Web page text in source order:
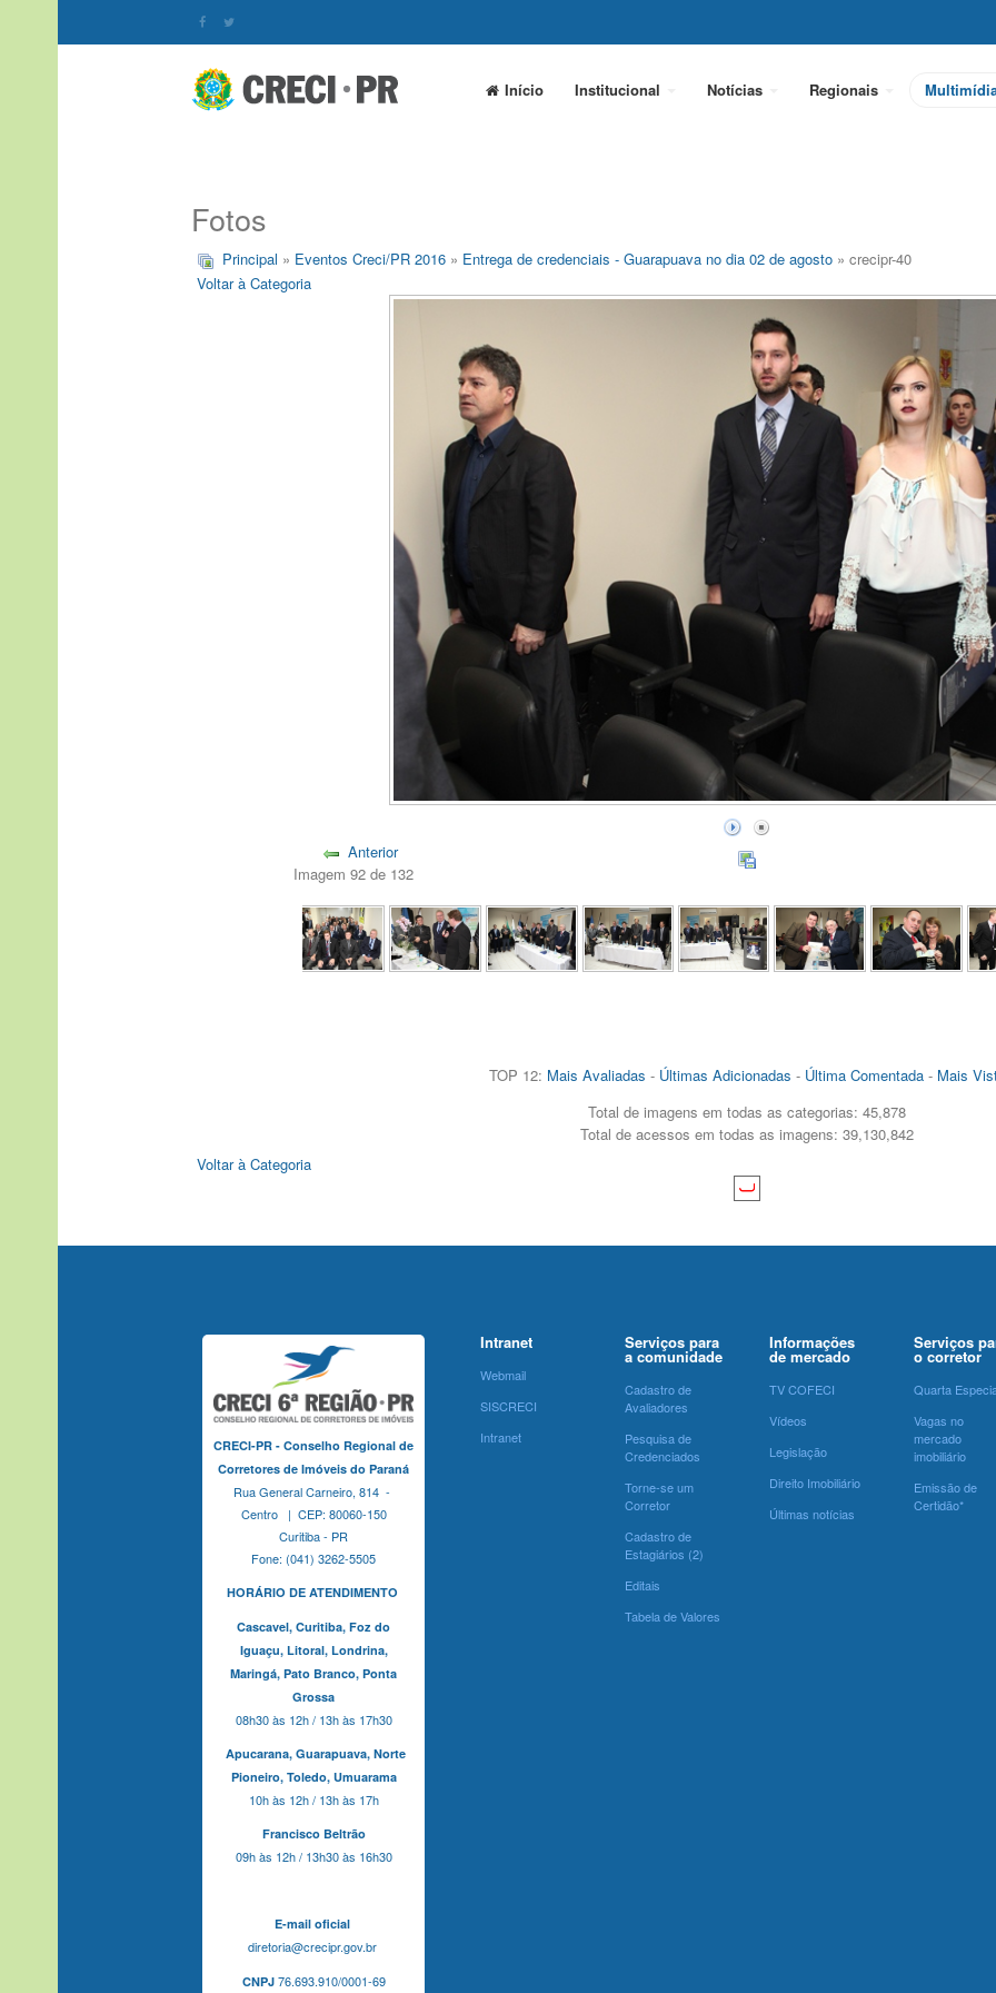
Início Institucional Notícias Regionais
Fotos
Principal » Eventos Creci/PR 2016 » Entrega de credenciais - Guarapuava no dia 02 de agosto » crecipr-40
Voltar à Categoria
Anterior
Imagem 92 de 132
TOP 12: Mais Avaliadas - Últimas Adicionadas - Última Comentada- Mais
Total de imagens em todas as categorias: 45,878
Total de acessos em todas as imagens: 39,130,842
Voltar à Categoria
CRECI-PR - Conselho Regional de
Corretores de Imóveis do Paraná
Rua General Carneiro, 814 -
Centro | CEP: 80060-150
Curitiba - PR
Fone: (041) 3262-5505
HORÁRIO DE ATENDIMENTO
Cascavel, Curitiba, Foz do
Iguaçu, Litoral, Londrina,
Maringá, Pato Branco, Ponta
Grossa
08h30 às 12h / 13h às 17h30
Apucarana, Guarapuava, Norte
Pioneiro, Toledo, Umuarama
10h às 12h / 13h às 17h
Francisco Beltrão
09h às 12h / 13h30 às 16h30
E-mail oficial
diretoria@crecipr.gov.br
CNPJ76.693.910/0001-69
Intranet
Webmail
SISCRECI
Intranet
Serviços para
a comunidade
Cadastro de
Avaliadores
Pesquisa de
Credenciados
Torne-se um
Corretor
Cadastro de
Estagiários (2)
Editais
Tabela de Valores
Informações
de mercado
TV COFECI
Vídeos
Legislação
Direito Imobiliário
Últimas notícias
Serviços
o corretor
Quarta
Vagas no
mercado
imobiliário
Emissão de
Certidão*